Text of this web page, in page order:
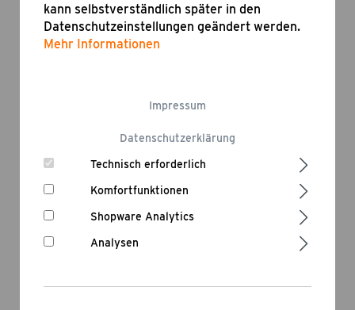
Produkte
Du hast Fragen zu unseren Produkten?
kann selbstverständlich später in den
Datenschutzeinstellungen geändert werden.
Mehr Informationen
Datenschutzerklärung
Impressum
Technisch erforderlich
Komfortfunktionen
Shopware Analytics
Analysen